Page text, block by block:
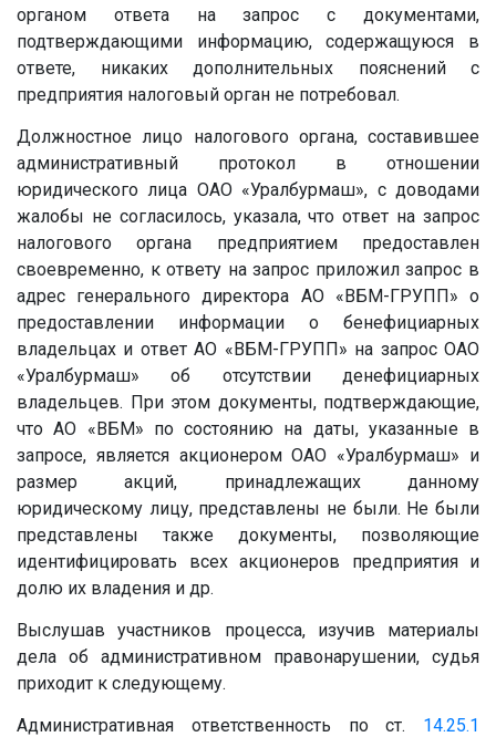
органом ответа на запрос с документами,
подтверждающими информацию, содержащуюся в
ответе, никаких дополнительных пояснений с
предприятия налоговый орган не потребовал.
Должностное лицо налогового органа, составившее
административный протокол в отношении
юридического лица ОАО «Уралбурмаш», с доводами
жалобы не согласилось, указала, что ответ на запрос
налогового органа предприятием предоставлен
своевременно, к ответу на запрос приложил запрос в
адрес генерального директора АО «ВБМ-ГРУПП» о
предоставлении информации о бенефициарных
владельцах и ответ АО «ВБМ-ГРУПП» на запрос ОАО
«Уралбурмаш» об отсутствии денефициарных
владельцев. При этом документы, подтверждающие,
что АО «ВБМ» по состоянию на даты, указанные в
запросе, является акционером ОАО «Уралбурмаш» и
размер акций, принадлежащих данному
юридическому лицу, представлены не были. Не были
представлены также документы, позволяющие
идентифицировать всех акционеров предприятия и
долю их владения и др.
Выслушав участников процесса, изучив материалы
дела об административном правонарушении, судья
приходит к следующему.
Административная ответственность по ст. 14.25.1